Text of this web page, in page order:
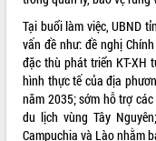
Ngành cá ngừ Đắk Lắk chủ
ứng để giữ vững thị trường
Diễn đàn Kinh tế tư nhân Việt
phá cơ chế - Hợp tác công tư
Đề án 06 tạo bước ngoặt đột
cải cách hành chính tỉnh Đắk
Kết nối tour, đẩy mạnh
Tại buổi làm việc, UBND
vấn đề như: đề nghị
đặc thù phát triển KT-XH
hình thực tế của địa
năm 2035; sớm hỗ trợ
du lịch vùng Tây
Campuchia và Lào nhằm